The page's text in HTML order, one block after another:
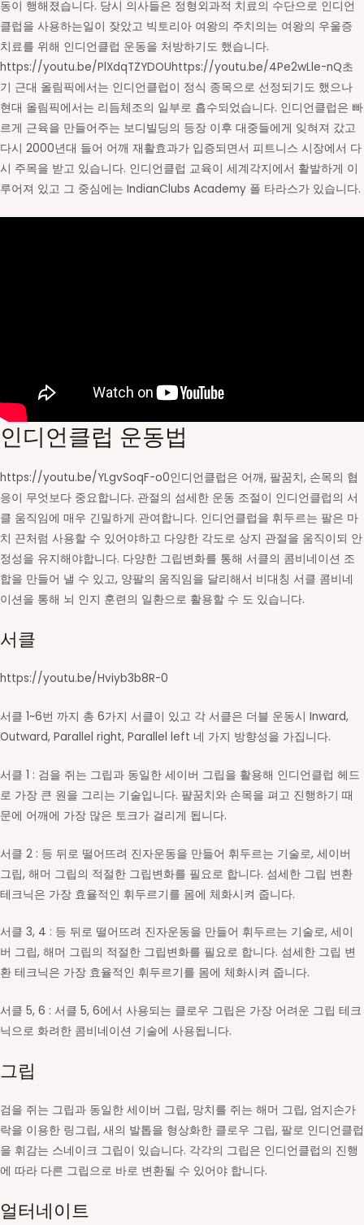
동이 행해졌습니다. 당시 의사들은 정형외과적 치료의 수단으로 인디언
클럽을 사용하는일이 잦았고 빅토리아 여왕의 주치의는 여왕의 우울증
치료를 위해 인디언클럽 운동을 처방하기도 했습니다.
https://youtu.be/PlXdqTZYDOUhttps://youtu.be/4Pe2wLle-nQ초
기 근대 올림픽에서는 인디언클럽이 정식 종목으로 선정되기도 했으나
현대 올림픽에서는 리듬체조의 일부로 흡수되었습니다. 인디언클럽은 빠
르게 근육을 만들어주는 보디빌딩의 등장 이후 대중들에게 잊혀져 갔고
다시 2000년대 들어 어깨 재활효과가 입증되면서 피트니스 시장에서 다
시 주목을 받고 있습니다. 인디언클럽 교육이 세계각지에서 활발하게 이
루어져 있고 그 중심에는 IndianClubs Academy 폴 타라스가 있습니다.
인디언클럽 운동법
https://youtu.be/YLgvSoqF-o0인디언클럽은 어깨, 팔꿈치, 손목의 협
응이 무엇보다 중요합니다. 관절의 섬세한 운동 조절이 인디언클럽의 서
클 움직임에 매우 긴밀하게 관여합니다. 인디언클럽을 휘두르는 팔은 마
치 끈처럼 사용할 수 있어야하고 다양한 각도로 상지 관절을 움직이되 안
정성을 유지해야합니다. 다양한 그립변화를 통해 서클의 콤비네이션 조
합을 만들어 낼 수 있고, 양팔의 움직임을 달리해서 비대칭 서클 콤비네
이션을 통해 뇌 인지 훈련의 일환으로 활용할 수 도 있습니다.
서클
https://youtu.be/Hviyb3b8R-0
서클 1~6번 까지 총 6가지 서클이 있고 각 서클은 더블 운동시 Inward,
Outward, Parallel right, Parallel left 네 가지 방향성을 가집니다.
서클 1 : 검을 쥐는 그립과 동일한 세이버 그립을 활용해 인디언클럽 헤드
로 가장 큰 원을 그리는 기술입니다. 퍌꿈치와 손목을 펴고 진행하기 때
문에 어깨에 가장 많은 토크가 걸리게 됩니다.
서클 2 : 등 뒤로 떨어뜨려 진자운동을 만들어 휘두르는 기술로, 세이버
그립, 해머 그립의 적절한 그립변화를 필요로 합니다. 섬세한 그립 변환
테크닉은 가장 효율적인 휘두르기를 몸에 체화시켜 줍니다.
서클 3, 4 : 등 뒤로 떨어뜨려 진자운동을 만들어 휘두르는 기술로, 세이
버 그립, 해머 그립의 적절한 그립변화를 필요로 합니다. 섬세한 그립 변
환 테크닉은 가장 효율적인 휘두르기를 몸에 체화시켜 줍니다.
서클 5, 6 : 서클 5, 6에서 사용되는 클로우 그립은 가장 어려운 그립 테크
닉으로 화려한 콤비네이션 기술에 사용됩니다.
그립
검을 쥐는 그립과 동일한 세이버 그립, 망치를 쥐는 해머 그립, 엄지손가
락을 이용한 링그립, 새의 발톱을 형상화한 클로우 그립, 팔로 인디언클럽
을 휘감는 스네이크 그립이 있습니다. 각각의 그립은 인디언클럽의 진행
에 따라 다른 그립으로 바로 변환될 수 있어야 합니다.
얼터네이트